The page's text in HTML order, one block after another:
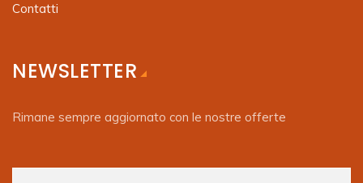
Contatti
NEWSLETTER
Rimane sempre aggiornato con le nostre offerte